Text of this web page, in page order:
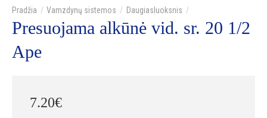
Vamzdynų sistemos Daugiasluoksnis
Presuojama alkūnė vid. sr. 20 1/2
Ape
7.20€